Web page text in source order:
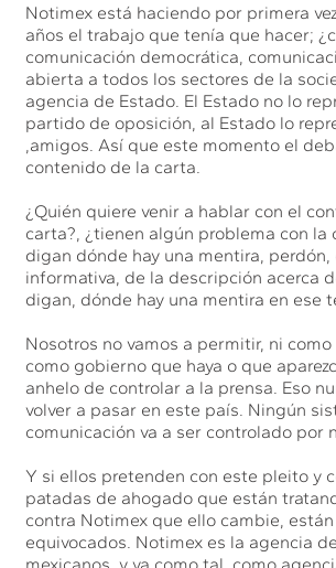
Notimex está haciendo por primera
años el trabajo que tenía que hacer;
comunicación democrática,
abierta a todos los sectores de la
agencia de Estado. El Estado no lo
partido de oposición, al Estado lo
,amigos. Así que este momento el
contenido de la carta.
¿Quién quiere venir a hablar con el
carta?, ¿tienen algún problema con la
digan dónde hay una mentira, perdón,
informativa, de la descripción acerca
digan, dónde hay una mentira en ese
Nosotros no vamos a permitir, ni
como gobierno que haya o que
anhelo de controlar a la prensa. Eso
volver a pasar en este país. Ningún
comunicación va a ser controlado por
Y si ellos pretenden con este pleito y
patadas de ahogado que están
contra Notimex que ello cambie,
equivocados. Notimex es la agencia